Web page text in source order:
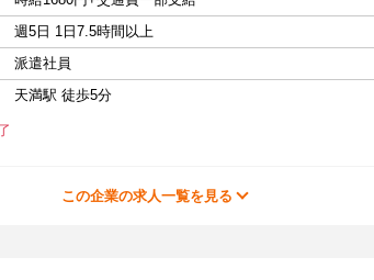
週5日 1日7.5時間以上
派遣社員
天満駅 徒歩5分
この企業の求人一覧を見る